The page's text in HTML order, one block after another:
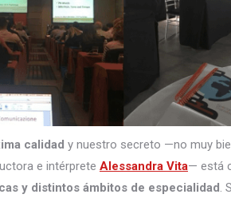
calidad y nuestro secreto —no muy
e intérprete Alessandra Vita— está
y distintos ámbitos de especialidad .